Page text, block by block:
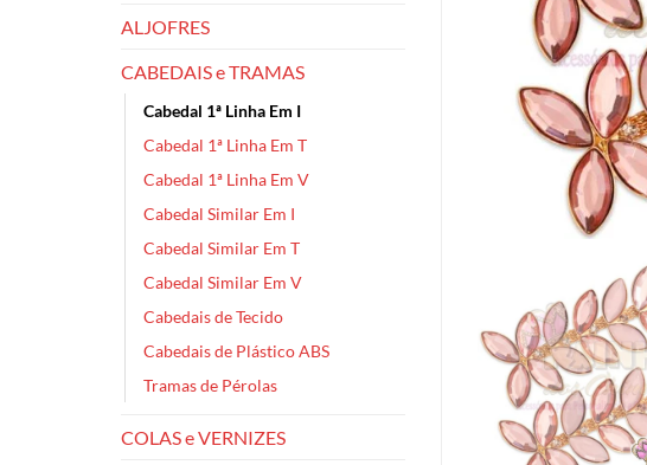
ALJOFRES
CABEDAIS e TRAMAS
Cabedal 1ª Linha Em I
Cabedal 1ª Linha Em T
Cabedal 1ª Linha Em V
Cabedal Similar Em I
Cabedal Similar Em T
Cabedal Similar Em V
Cabedais de Tecido
Cabedais de Plástico ABS
Tramas de Pérolas
COLAS e VERNIZES